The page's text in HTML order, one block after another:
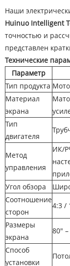
Наши
Huinuo Intelligent
точностью и
представлен
Технические
Параметр
Тип продукта
Материал
экрана
Тип
двигателя
Метод
управления
ИК/
Угол обзора
Соотношение
сторон
4:3 /
Размеры
экрана
80"
Способ
установки